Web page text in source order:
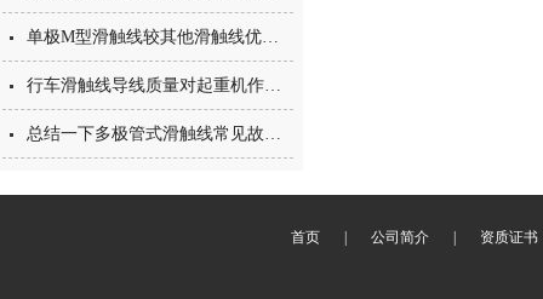
单极M型滑触线较其他滑触线优势在哪里
行车滑触线导线质量对起重机作业的影响？
总结一下多极管式滑触线常见故障的处理方法
首页 公司简介 资质证书